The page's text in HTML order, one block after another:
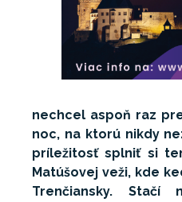
nechcel aspoň raz
noc, na ktorú nikdy
príležitosť splniť si
Matúšovej veži, kde
Trenčiansky. Stačí